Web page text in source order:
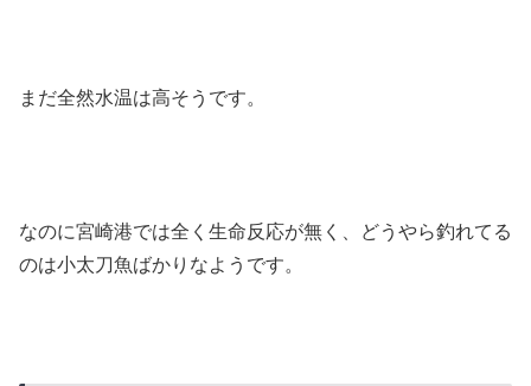
まだ全然水温は高そうです。
なのに宮崎港では全く生命反応が無く、どうやら釣れてる
のは小太刀魚ばかりなようです。